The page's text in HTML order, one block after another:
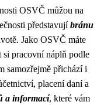
OSVČ můžou na
představujíbránu
Jako OSVČ máte
si pracovní náplň podle
samozřejmě přichází i
placení daní a
a informací, které vám